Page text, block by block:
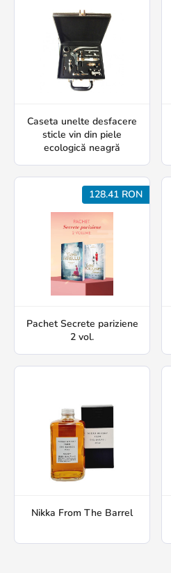
Caseta unelte desfacere
sticle vin din piele
ecologică neagră
128.41 RON
Pachet Secrete pariziene
2 vol.
Nikka From The Barrel